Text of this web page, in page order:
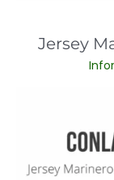
Jersey